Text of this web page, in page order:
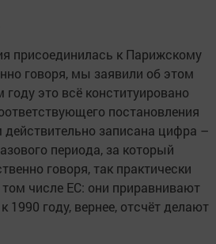
присоединилась к Парижскому
говоря, мы заявили об этом
это всё конституировано
постановления
записана цифра –
периода, за который
говоря, так практически
числе ЕС: они приравнивают
1990 году, вернее, отсчёт делают